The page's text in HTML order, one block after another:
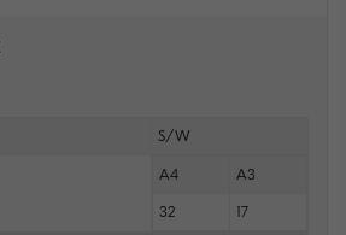
S/W
A4 A3
32 17